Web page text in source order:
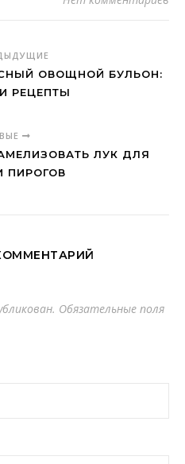
ОВОЩНОЙ БУЛЬОН:
РЕЦЕПТЫ
ЛУК ДЛЯ
ПИРОГОВ
Обязательные поля